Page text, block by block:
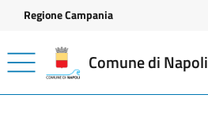
Vai ai contenuti
Vai al footer
Regione Campania
Comune di Napoli